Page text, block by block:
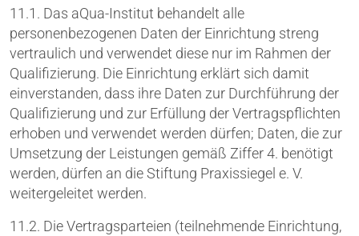
11.1. Das aQua-Institut behandelt alle
personenbezogenen Daten der Einrichtung streng
vertraulich und verwendet diese nur im Rahmen der
Qualifizierung. Die Einrichtung erklärt sich damit
einverstanden, dass ihre Daten zur Durchführung der
Qualifizierung und zur Erfüllung der Vertragspflichten
erhoben und verwendet werden dürfen; Daten, die zur
Umsetzung der Leistungen gemäß Ziffer 4. benötigt
werden, dürfen an die Stiftung Praxissiegel e. V.
weitergeleitet werden.
11.2. Die Vertragsparteien (teilnehmende Einrichtung,